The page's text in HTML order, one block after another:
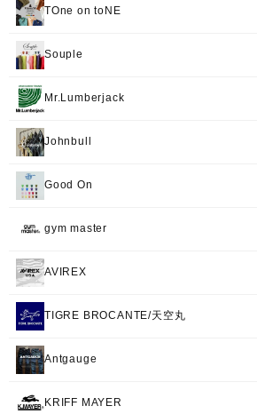
TOne on toNE
Souple
Mr.Lumberjack
Johnbull
Good On
gym master
AVIREX
TIGRE BROCANTE/天空丸
Antgauge
KRIFF MAYER